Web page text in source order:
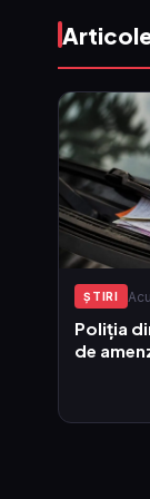
ŞTIRI
Poliția
de